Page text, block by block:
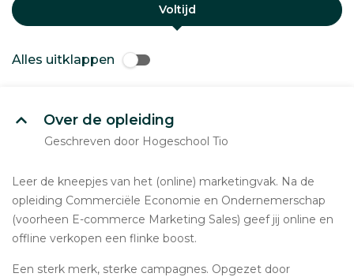
Voltijd
Alles uitklappen
Over de opleiding
Geschreven door Hogeschool Tio
Leer de kneepjes van het (online) marketingvak. Na de
opleiding Commerciële Economie en Ondernemerschap
(voorheen E-commerce Marketing Sales) geef jij online en
offline verkopen een flinke boost.
Een sterk merk, sterke campagnes. Opgezet door